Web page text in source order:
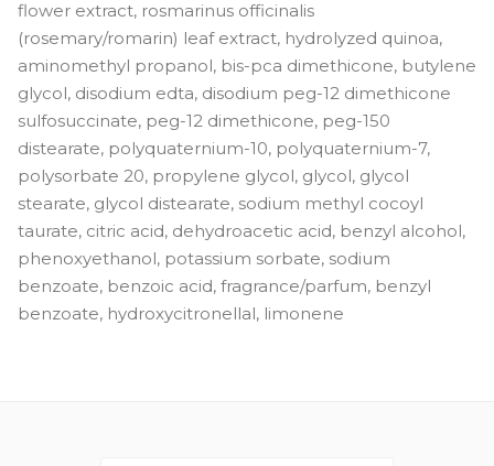
flower extract, rosmarinus officinalis
(rosemary/romarin) leaf extract, hydrolyzed quinoa,
aminomethyl propanol, bis-pca dimethicone, butylene
glycol, disodium edta, disodium peg-12 dimethicone
sulfosuccinate, peg-12 dimethicone, peg-150
distearate, polyquaternium-10, polyquaternium-7,
polysorbate 20, propylene glycol, glycol, glycol
stearate, glycol distearate, sodium methyl cocoyl
taurate, citric acid, dehydroacetic acid, benzyl alcohol,
phenoxyethanol, potassium sorbate, sodium
benzoate, benzoic acid, fragrance/parfum, benzyl
benzoate, hydroxycitronellal, limonene